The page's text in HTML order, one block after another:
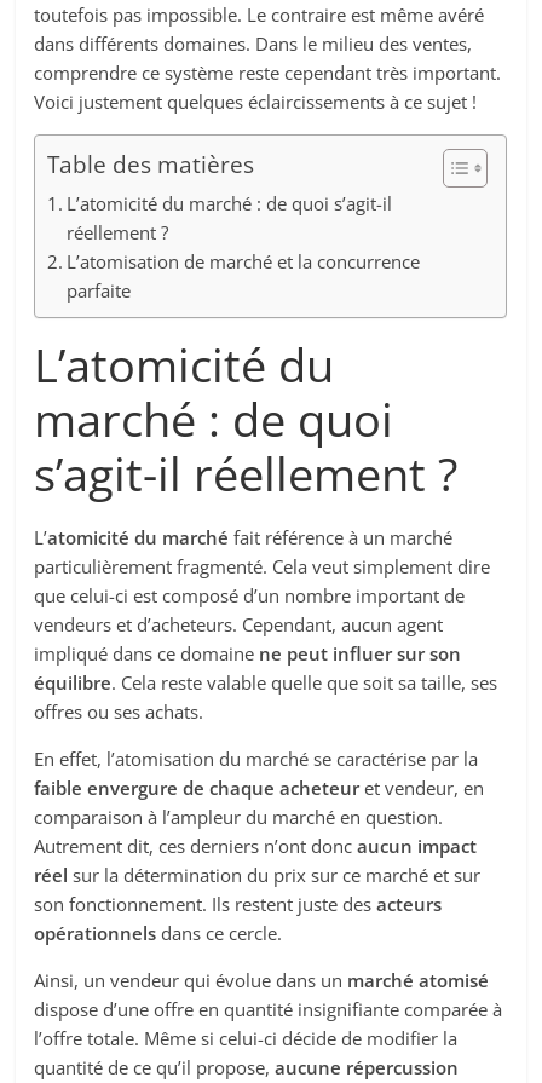
toutefois pas impossible. Le contraire est même avéré
dans différents domaines. Dans le milieu des ventes,
comprendre ce système reste cependant très important.
Voici justement quelques éclaircissements à ce sujet !
Table des matières
L’atomicité du marché : de quoi s’agit-il
réellement ?
L’atomisation de marché et la concurrence
parfaite
L’atomicité du
marché : de quoi
s’agit-il réellement ?
L’atomicité du marché fait référence à un marché
particulièrement fragmenté. Cela veut simplement dire
que celui-ci est composé d’un nombre important de
vendeurs et d’acheteurs. Cependant, aucun agent
impliqué dans ce domaine ne peut influer sur son
équilibre. Cela reste valable quelle que soit sa taille, ses
offres ou ses achats.
En effet, l’atomisation du marché se caractérise par la
faible envergure de chaque acheteuret vendeur, en
comparaison à l’ampleur du marché en question.
Autrement dit, ces derniers n’ont doncaucun impact
réel sur la détermination du prix sur ce marché et sur
son fonctionnement. Ils restent juste desacteurs
opérationnels dans ce cercle.
Ainsi, un vendeur qui évolue dans un marché atomisé
dispose d’une offre en quantité insignifiante comparée à
l’offre totale. Même si celui-ci décide de modifier la
quantité de ce qu’il propose,aucune répercussion